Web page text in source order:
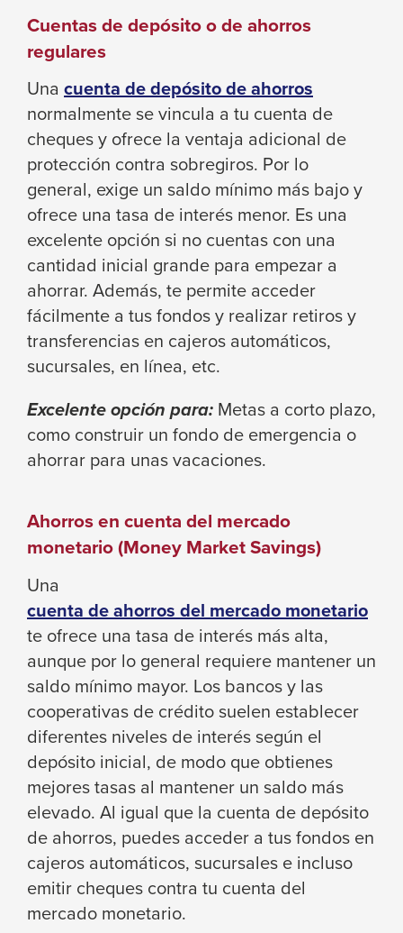
level
menus
and
toggle
through
sub
tier
links.
Enter
and
space
open
menus
and
closes
them
as
Tab
will
on
to
the
next
part
the
site
rather
than
go
through
menu
items.
Cuentas de depósito o de ahorros
regulares
Una cuenta de depósito de ahorros
normalmente se vincula a tu cuenta de
cheques y ofrece la ventaja adicional de
protección contra sobregiros. Por lo
general, exige un saldo mínimo más bajo y
ofrece una tasa de interés menor. Es una
excelente opción si no cuentas con una
cantidad inicial grande para empezar a
ahorrar. Además, te permite acceder
fácilmente a tus fondos y realizar retiros y
transferencias en cajeros automáticos,
sucursales, en línea, etc.
Excelente opción para: Metas a corto plazo,
como construir un fondo de emergencia o
ahorrar para unas vacaciones.
Ahorros en cuenta del mercado
monetario (Money Market Savings)
Una
cuenta de ahorros del mercado monetario
te ofrece una tasa de interés más alta,
aunque por lo general requiere mantener un
saldo mínimo mayor. Los bancos y las
cooperativas de crédito suelen establecer
diferentes niveles de interés según el
depósito inicial, de modo que obtienes
mejores tasas al mantener un saldo más
elevado. Al igual que la cuenta de depósito
de ahorros, puedes acceder a tus fondos en
cajeros automáticos, sucursales e incluso
emitir cheques contra tu cuenta del
mercado monetario.